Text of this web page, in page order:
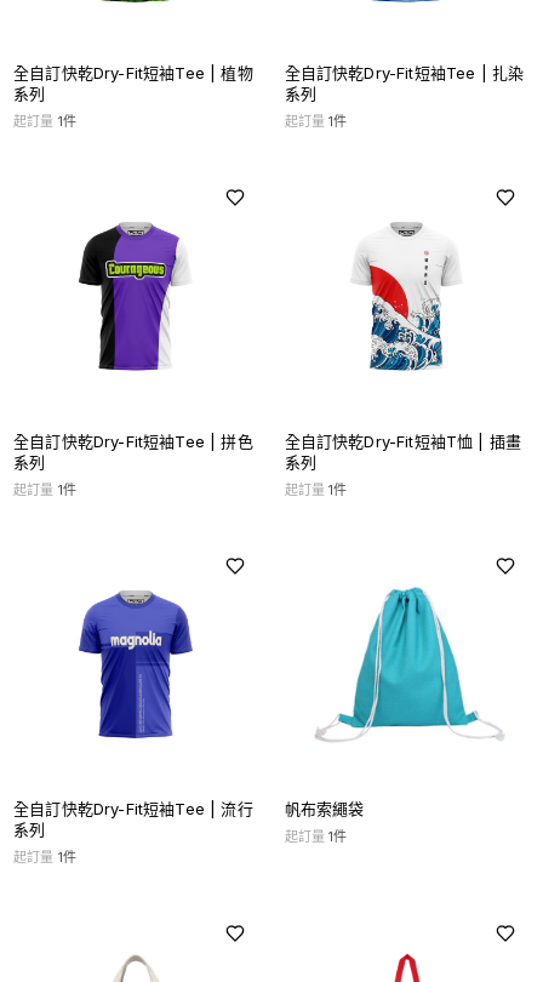
全自訂快乾Dry-Fit短袖Tee | 植物
系列
起訂量 1件
全自訂快乾Dry-Fit短袖Tee | 扎染
系列
起訂量 1件
全自訂快乾Dry-Fit短袖Tee | 拼色
系列
起訂量 1件
全自訂快乾Dry-Fit短袖T恤 | 插畫
系列
起訂量 1件
全自訂快乾Dry-Fit短袖Tee | 流行
系列
起訂量 1件
帆布索繩袋
起訂量 1件